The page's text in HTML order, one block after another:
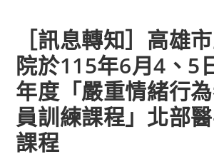
［訊息轉知］高雄
院於115年6月4、5
年度「嚴重情緒行
員訓練課程」北部
課程